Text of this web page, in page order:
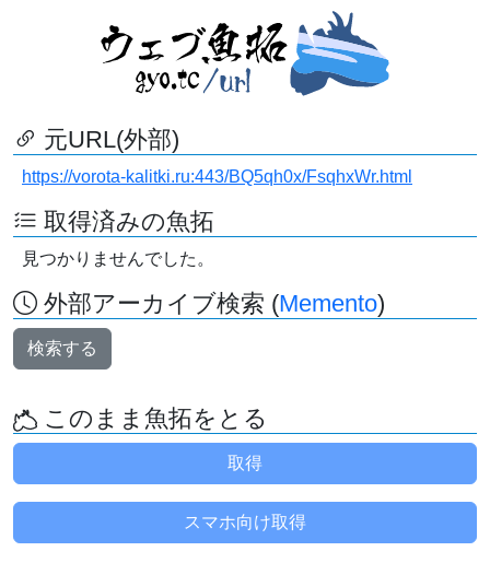
元URL(外部)
https://vorota-kalitki.ru:443/BQ5qh0x/FsqhxWr.html
取得済みの魚拓
見つかりませんでした。
外部アーカイブ検索 (Memento)
検索する
このまま魚拓をとる